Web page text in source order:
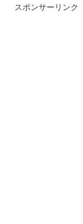
スポンサーリンク